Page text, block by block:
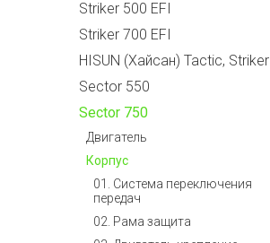
Striker 500 EFI
Striker 700 EFI
HISUN (Хайсан) Tactic, Striker
Sector 550
Sector 750
Двигатель
Корпус
01. Система переключения
передач
02. Рама защита